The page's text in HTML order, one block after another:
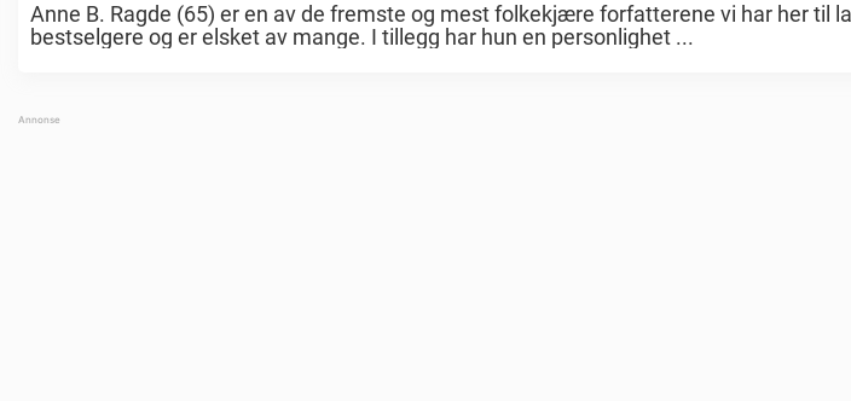
Anne B. Ragde (65) er en av de fremste og mest folkekjære forfatterene vi har her til
bestselgere og er elsket av mange. I tillegg har hun en personlighet ...